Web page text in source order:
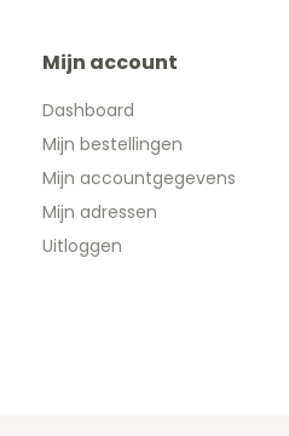
Mijn account
Dashboard
Mijn bestellingen
Mijn accountgegevens
Mijn adressen
Uitloggen